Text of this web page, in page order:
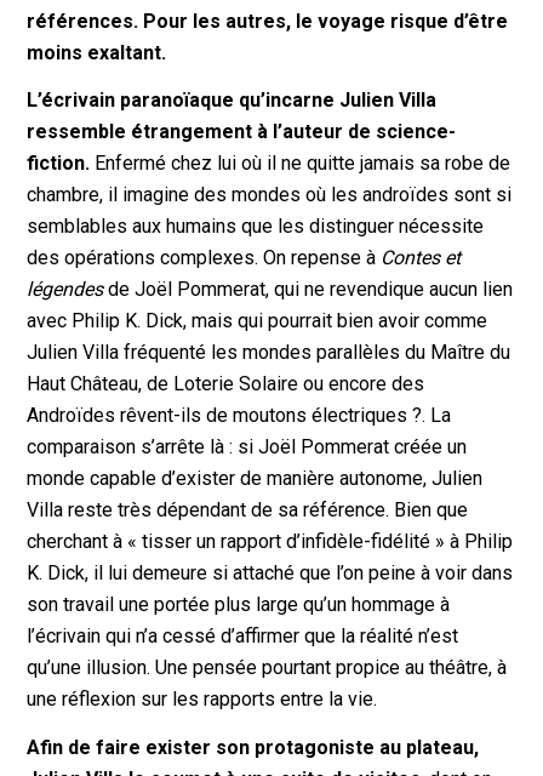
références. Pour les autres, le voyage risque d’être
moins exaltant.
L’écrivain paranoïaque qu’incarne Julien Villa
ressemble étrangement à l’auteur de science-
fiction. Enfermé chez lui où il ne quitte jamais sa robe de
chambre, il imagine des mondes où les androïdes sont si
semblables aux humains que les distinguer nécessite
des opérations complexes. On repense à Contes et
légendesde Joël Pommerat, qui ne revendique aucun lien
avec Philip K. Dick, mais qui pourrait bien avoir comme
Julien Villa fréquenté les mondes parallèles du Maître du
Haut Château, de Loterie Solaire ou encore des
Androïdes rêvent-ils de moutons électriques ?. La
comparaison s’arrête là : si Joël Pommerat créée un
monde capable d’exister de manière autonome, Julien
Villa reste très dépendant de sa référence. Bien que
cherchant à « tisser un rapport d’infidèle-fidélité » à Philip
K. Dick, il lui demeure si attaché que l’on peine à voir dans
son travail une portée plus large qu’un hommage à
l’écrivain qui n’a cessé d’affirmer que la réalité n’est
qu’une illusion. Une pensée pourtant propice au théâtre, à
une réflexion sur les rapports entre la vie.
Afin de faire exister son protagoniste au plateau,